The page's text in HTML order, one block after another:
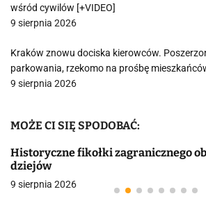
wśród cywilów [+VIDEO]
9 sierpnia 2026
Kraków znowu dociska kierowców.
parkowania, rzekomo na prośbę
9 sierpnia 2026
MOŻE CI SIĘ SPODOBAĆ:
Historyczne fikołki zagranicznego
dziejów
9 sierpnia 2026